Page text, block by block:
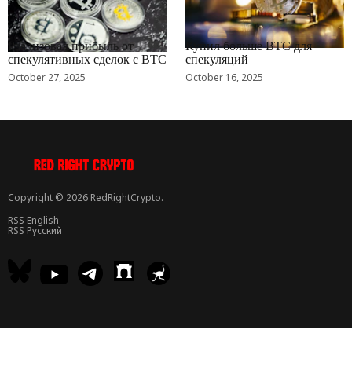
RRCNEWS_RU
Реализовал прибыль от
спекулятивных сделок с BTC
October 27, 2025
RRCNEWS_RU
Купил больше BTC для
спекуляций
October 16, 2025
Copyright © 2026 RedRightCrypto.
RSS English
RSS Русский